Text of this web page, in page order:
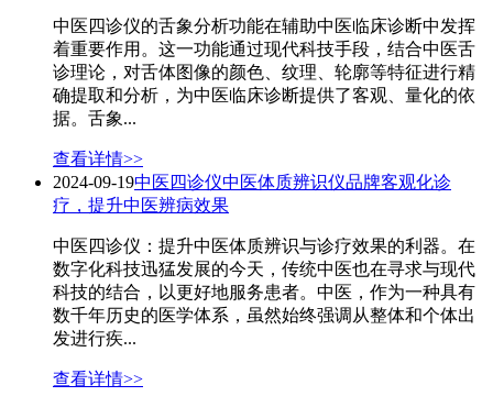
中医四诊仪的舌象分析功能在辅助中医临床诊断中发挥
着重要作用。这一功能通过现代科技手段，结合中医舌
诊理论，对舌体图像的颜色、纹理、轮廓等特征进行精
确提取和分析，为中医临床诊断提供了客观、量化的依
据。舌象...
查看详情>>
2024-09-19中医四诊仪中医体质辨识仪品牌客观化诊
疗，提升中医辨病效果
中医四诊仪：提升中医体质辨识与诊疗效果的利器。在
数字化科技迅猛发展的今天，传统中医也在寻求与现代
科技的结合，以更好地服务患者。中医，作为一种具有
数千年历史的医学体系，虽然始终强调从整体和个体出
发进行疾...
查看详情>>